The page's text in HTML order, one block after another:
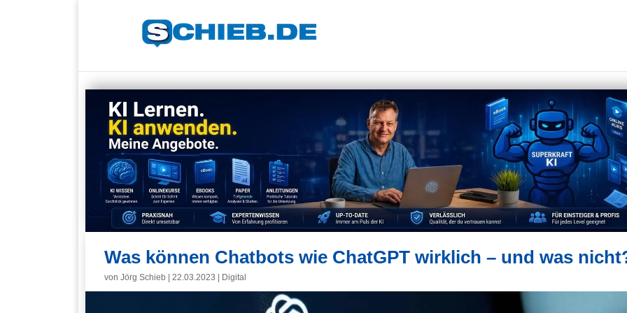
Was können Chatbots wie ChatGPT wirklich – und was
von Jörg Schieb 22.03.2023 Digital